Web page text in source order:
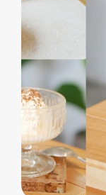
啡
『H&H
他
她』
現
點
現
烤
的